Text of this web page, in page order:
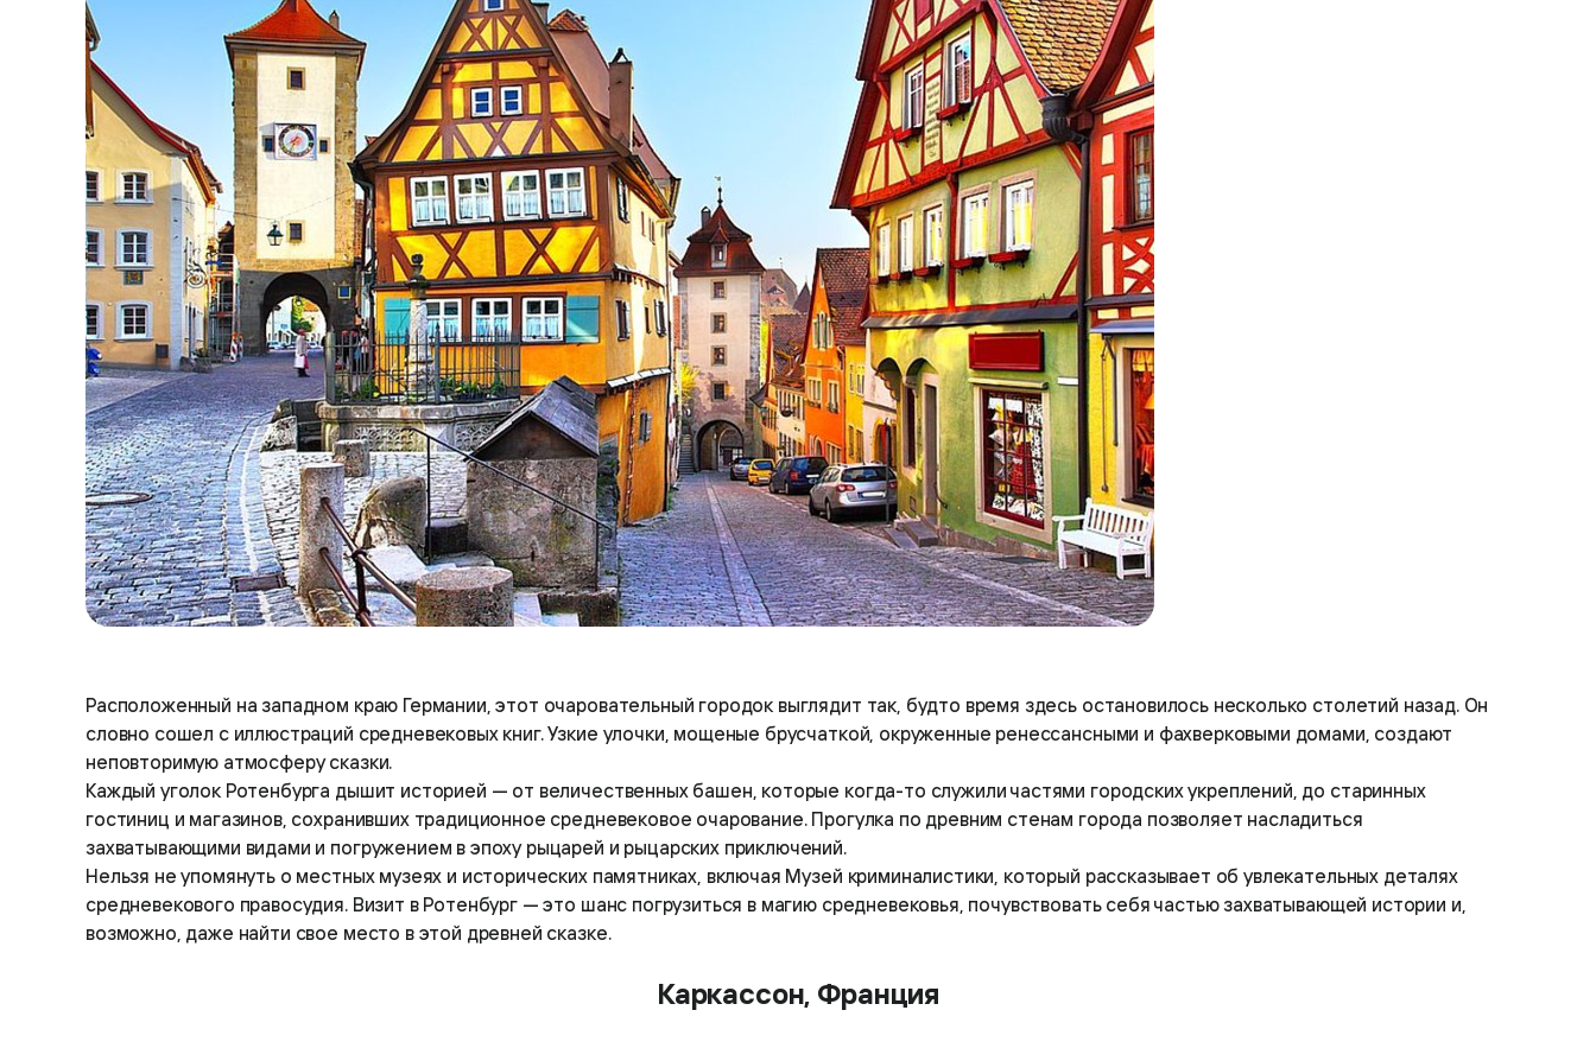
Расположенный на западном краю Германии, этот очаровательный городок выглядит так, будто время здесь остановилось несколько столетий назад. Он
словно сошел с иллюстраций средневековых книг. Узкие улочки, мощеные брусчаткой, окруженные ренессансными и фахверковыми домами, создают
неповторимую атмосферу сказки.
Каждый уголок Ротенбурга дышит историей — от величественных башен, которые когда-то служили частями городских укреплений, до старинных
гостиниц и магазинов, сохранивших традиционное средневековое очарование. Прогулка по древним стенам города позволяет насладиться
захватывающими видами и погружением в эпоху рыцарей и рыцарских приключений.
Нельзя не упомянуть о местных музеях и исторических памятниках, включая Музей криминалистики, который рассказывает об увлекательных деталях
средневекового правосудия. Визит в Ротенбург — это шанс погрузиться в магию средневековья, почувствовать себя частью захватывающей истории и,
возможно, даже найти свое место в этой древней сказке.
Каркассон, Франция